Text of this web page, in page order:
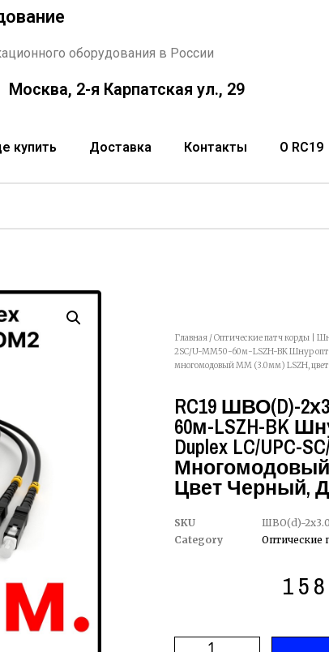
оборудования в России
Москва, 2-я Карпатская ул., 29
купить Доставка Контакты О RC19
Главная /Оптические патч корды |
2SC/U-MM50-60м-LSZH-BK Шнур
многомодовый MM (3.0мм) LSZH,
RC19 ШВО(d)-
60м-LSZH-BK
Duplex LC/UPC-
Многомодовый
Цвет Черный,
SKU
ШВО(d)-
Category
Оптические